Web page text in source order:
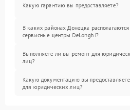
Какую гарантию вы предоставляете?
В каких районах Донецка располагаются
сервисные центры DeLonghi?
Выполняете ли вы ремонт для
лиц?
Какую документацию вы предоставляете
для юридических лиц?